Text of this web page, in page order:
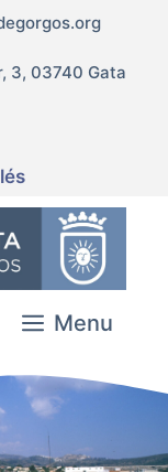
3, 03740 Gata
Menu